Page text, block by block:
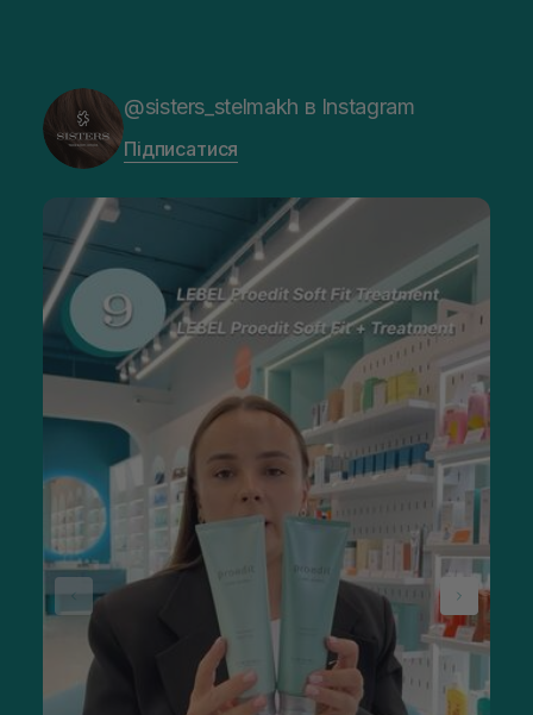
@sisters_stelmakh в Instagram
Підписатися